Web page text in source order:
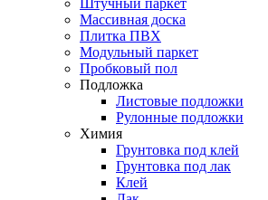
Штучный паркет
Массивная доска
Плитка ПВХ
Модульный паркет
Пробковый пол
Подложка
Листовые подложки
Рулонные подложки
Химия
Грунтовка под клей
Грунтовка под лак
Клей